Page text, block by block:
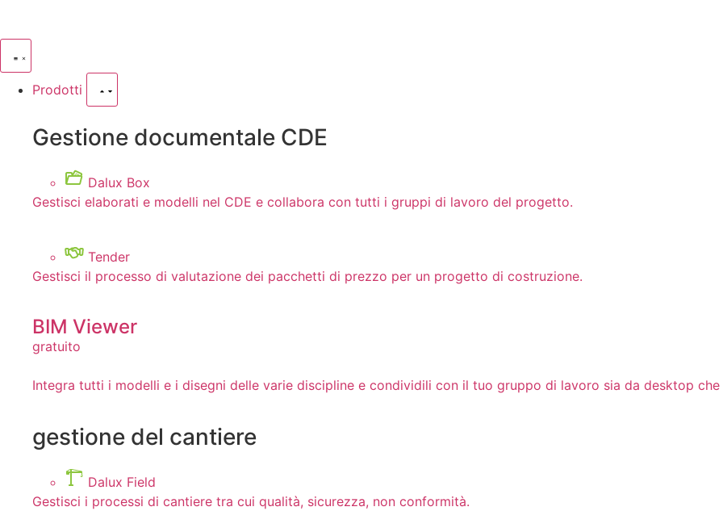
Prodotti
Gestione documentale CDE
Dalux Box
Gestisci elaborati e modelli nel CDE e collabora con tutti i gruppi di lavoro del progetto.
Tender
Gestisci il processo di valutazione dei pacchetti di prezzo per un progetto di costruzione.
BIM Viewer
gratuito
Integra tutti i modelli e i disegni delle varie discipline e condividili con il tuo gruppo di lavoro sia da desktop che
gestione del cantiere
Dalux Field
Gestisci i processi di cantiere tra cui qualità, sicurezza, non conformità.